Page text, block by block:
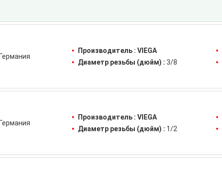
Германия
Производитель : VIEGA
Диаметр резьбы (дюйм) : 3/8
Германия
Производитель : VIEGA
Диаметр резьбы (дюйм) : 1/2